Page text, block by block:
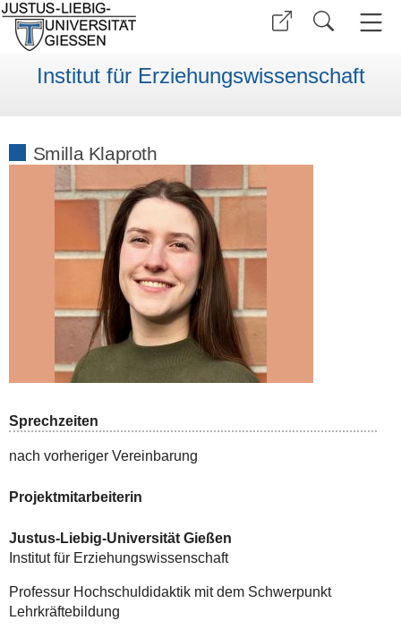
Institut für Erziehungswissenschaft
Smilla Klaproth
Sprechzeiten
nach vorheriger Vereinbarung
Projektmitarbeiterin
Justus-Liebig-Universität Gießen
Institut für Erziehungswissenschaft
Professur Hochschuldidaktik mit dem Schwerpunkt
Lehrkräftebildung